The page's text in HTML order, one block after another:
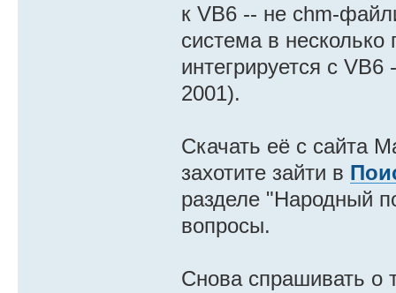
к VB6 -- не chm-
система в несколько
интегрируется с
2001).
Скачать её с сайта
захотите зайти в
разделе "Народный
вопросы.
Снова спрашивать о